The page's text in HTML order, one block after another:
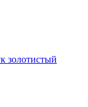
золотистый